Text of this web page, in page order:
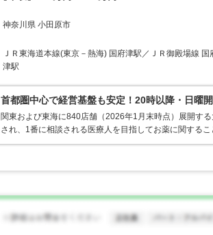
神奈川県 小田原市
ＪＲ東海道本線(東京－熱海) 国府津駅／ＪＲ御殿場線 国
津駅
首都圏中心で経営基盤も安定！20時以降・日曜
関東および東海に840店舗（2026年1月末時点）展開す
され、1番に相談される医療人を目指してお薬に関する